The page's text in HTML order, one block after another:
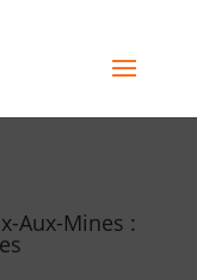
Aux-Mines :